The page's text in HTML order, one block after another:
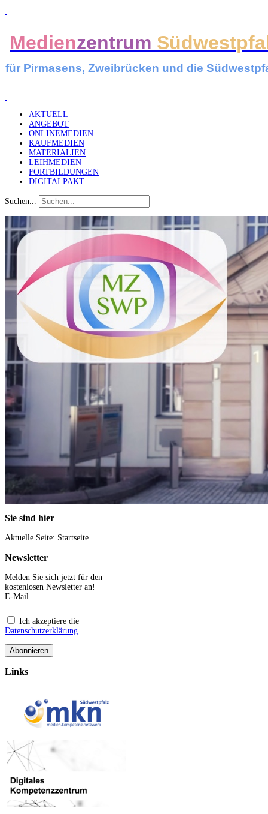
Medienzentrum
für Pirmasens, Zweibrücken und die
AKTUELL
ANGEBOT
ONLINEMEDIEN
KAUFMEDIEN
MATERIALIEN
LEIHMEDIEN
FORTBILDUNGEN
DIGITALPAKT
Suchen...
Sie sind hier
Aktuelle Seite: Startseite
Newsletter
Melden Sie sich jetzt für den
kostenlosen Newsletter an!
E-Mail
Ich akzeptiere die
Datenschutzerklärung
Links